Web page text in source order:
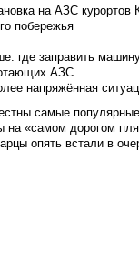
на АЗС курортов
побережья
где заправить
АЗС
напряжённая
самые
на «самом дорогом
опять встали в